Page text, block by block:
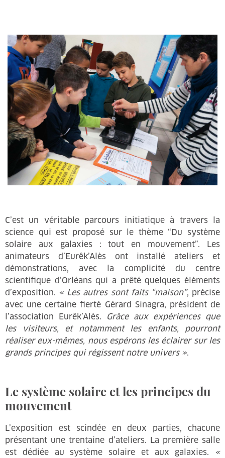
C’est un véritable parcours initiatique à travers la
science qui est proposé sur le thème “Du système
solaire aux galaxies : tout en mouvement”. Les
animateurs d’Eurêk’Alès ont installé ateliers et
démonstrations, avec la complicité du centre
scientifique d’Orléans qui a prêté quelques éléments
d’exposition. « Les autres sont faits “maison”, précise
avec une certaine fierté Gérard Sinagra, président de
l’association Eurêk’Alès. Grâce aux expériences que
les visiteurs, et notamment les enfants, pourront
réaliser eux-mêmes, nous espérons les éclairer sur les
grands principes qui régissent notre univers ».
Le système solaire et les principes du
mouvement
L’exposition est scindée en deux parties, chacune
présentant une trentaine d’ateliers. La première salle
est dédiée au système solaire et aux galaxies. «